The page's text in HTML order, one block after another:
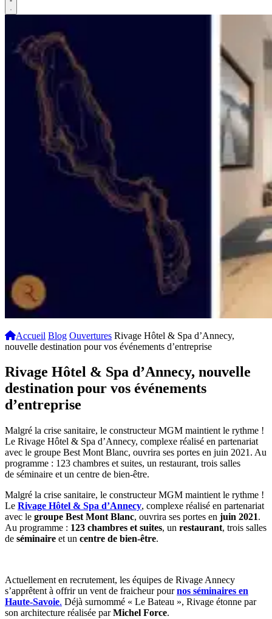
Accueil Blog Ouvertures Rivage Hôtel & Spa d’Annecy,
nouvelle destination pour vos événements d’entreprise
Rivage Hôtel & Spa d’Annecy, nouvelle
destination pour vos événements
d’entreprise
Malgré la crise sanitaire, le constructeur MGM maintient le rythme !
Le Rivage Hôtel & Spa d’Annecy, complexe réalisé en partenariat
avec le groupe Best Mont Blanc, ouvrira ses portes en juin 2021. Au
programme : 123 chambres et suites, un restaurant, trois salles
de séminaire et un centre de bien-être.
Malgré la crise sanitaire, le constructeur MGM maintient le rythme !
Le Rivage Hôtel & Spa d’Annecy, complexe réalisé en partenariat
avec le groupe Best Mont Blanc, ouvrira ses portes en juin 2021.
Au programme : 123 chambres et suites, un restaurant, trois salles
de séminaire et un centre de bien-être.
Actuellement en recrutement, les équipes de Rivage Annecy
s’apprêtent à offrir un vent de fraicheur pour nos séminaires en
Haute-Savoie. Déjà surnommé « Le Bateau », Rivage étonne par
son architecture réalisée par Michel Force.